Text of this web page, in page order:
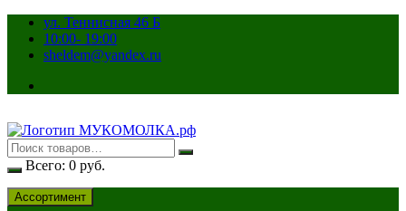
Перейти
содержимому
ул. Теннисная 46 Б
10:00- 19:00
sheldem@yandex.ru
Всего: 0 руб.
Ассортимент